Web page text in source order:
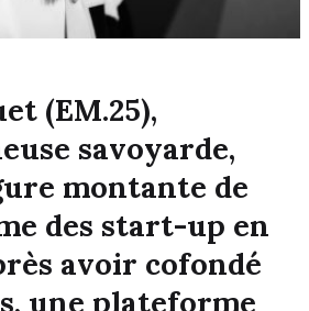
(EM.25),
savoyarde,
montante de
des start-up en
avoir cofondé
une plateforme